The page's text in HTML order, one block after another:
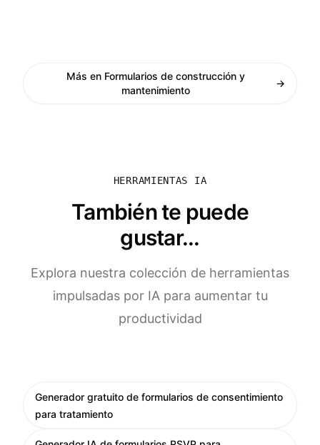
Más en Formularios de construcción y
mantenimiento
→
HERRAMIENTAS IA
También te puede
gustar...
Explora nuestra colección de herramientas
impulsadas por IA para aumentar tu
productividad
Generador gratuito de formularios de consentimiento
para tratamiento